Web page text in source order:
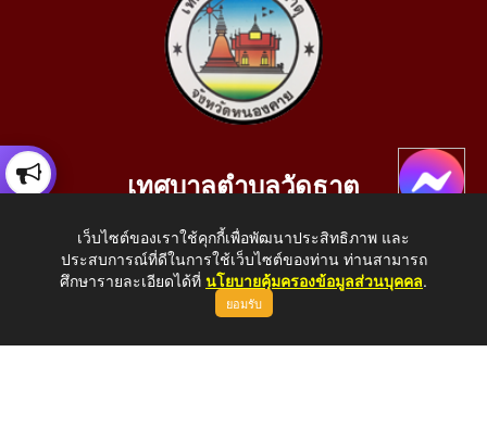
เทศบาลตำบลวัดธาตุ
อ.เมือง จ.หนองคาย 43000
โทรศัพท์: 042-414758 โทรสาร: 042-414759
E-Mail: saraban_05430110@dla.go.th
เว็บไซต์ของเราใช้คุกกี้เพื่อพัฒนาประสิทธิภาพ และ
ประสบการณ์ที่ดีในการใช้เว็บไซต์ของท่าน ท่านสามารถ
ศึกษารายละเอียดได้ที่ นโยบายคุ้มครองข้อมูลส่วนบุคคล.
ยอมรับ